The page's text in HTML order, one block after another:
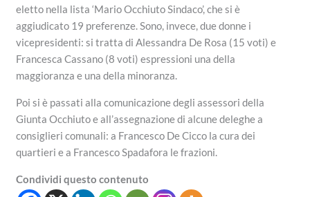
eletto nella lista ‘Mario Occhiuto Sindaco’, che si è
aggiudicato 19 preferenze. Sono, invece, due donne i
vicepresidenti: si tratta di Alessandra De Rosa (15 voti) e
Francesca Cassano (8 voti) espressioni una della
maggioranza e una della minoranza.
Poi si è passati alla comunicazione degli assessori della
Giunta Occhiuto e all’assegnazione di alcune deleghe a
consiglieri comunali: a Francesco De Cicco la cura dei
quartieri e a Francesco Spadafora le frazioni.
Condividi questo contenuto